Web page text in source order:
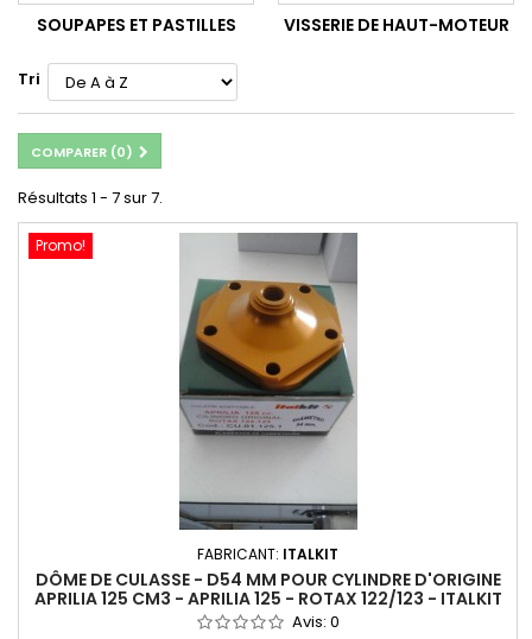
SOUPAPES ET PASTILLES VISSERIE DE HAUT-MOTEUR
Tri
COMPARER (0)
Résultats 1 - 7 sur 7.
Promo!
FABRICANT: ITALKIT
DÔME DE CULASSE - D54 MM POUR CYLINDRE D'ORIGINE
APRILIA 125 CM3 - APRILIA 125 - ROTAX 122/123 - ITALKIT
Avis: 0